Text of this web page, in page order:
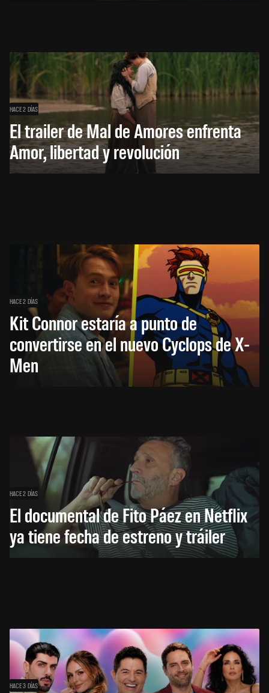
HACE 2 DÍAS
El trailer de Mal de Amores enfrenta
Amor, libertad y revolución
HACE 2 DÍAS
Kit Connor estaría a punto de
convertirse en el nuevo Cyclops de X-
Men
HACE 2 DÍAS
El documental de Fito Páez en Netflix
ya tiene fecha de estreno y tráiler
HACE 3 DÍAS